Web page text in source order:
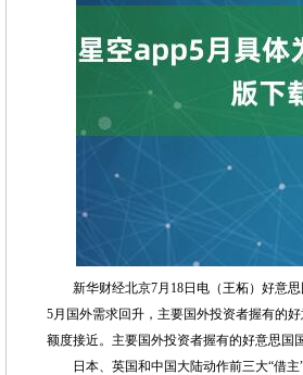
新华财经北京7月18日电（王柘）好意思
5月国外需求回升，主要国外投资者握有的
额度接近。主要国外投资者握有的好意思国
日本、英国和中国大陆动作前三大“借主”